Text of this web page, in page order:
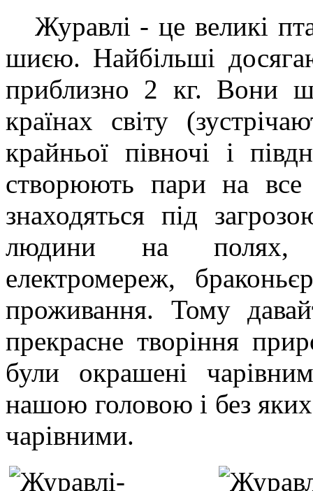
Журавлі - це великі
шиєю. Найбільші
приблизно 2 кг. Вони
країнах світу
крайньої півночі і
створюють пари на все
знаходяться під
людини на полях,
електромереж,
проживання. Тому
прекрасне творіння
були окрашені
нашою головою і без
чарівними.